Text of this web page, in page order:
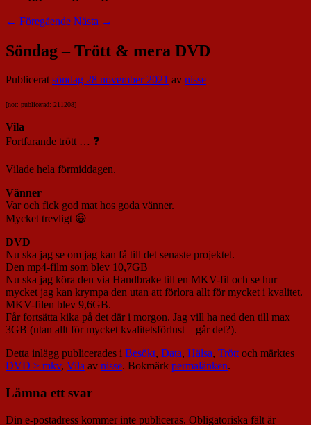
← Föregående Nästa →
Söndag – Trött & mera DVD
Publiceratsöndag 28 november 2021 av nisse
[not: publicerad: 211208]
Vila
Fortfarande trött … ❓
Vilade hela förmiddagen.
Vänner
Var och fick god mat hos goda vänner.
Mycket trevligt 😀
DVD
Nu ska jag se om jag kan få till det senaste projektet.
Den mp4-film som blev 10,7GB
Nu ska jag köra den via Handbrake till en MKV-fil och se hur
mycket jag kan krympa den utan att förlora allt för mycket i kvalitet.
MKV-filen blev 9,6GB.
Får fortsätta kika på det där i morgon. Jag vill ha ned den till max
3GB (utan allt för mycket kvalitetsförlust – går det?).
Detta inlägg publicerades i Besökt, Data, Hälsa, Tröttoch märktes
DVD > mkv, Vila av nisse. Bokmärk permalänken.
Lämna ett svar
Din e-postadress kommer inte publiceras. Obligatoriska fält är